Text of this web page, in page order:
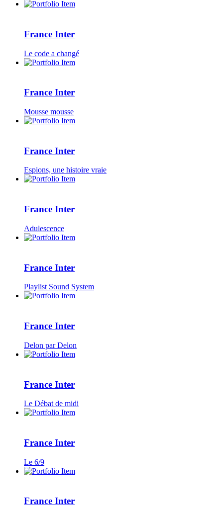
France Inter
Le code a changé
France Inter
Mousse mousse
France Inter
Espions, une histoire vraie
France Inter
Adulescence
France Inter
Playlist Sound System
France Inter
Delon par Delon
France Inter
Le Débat de midi
France Inter
Le 6/9
France Inter